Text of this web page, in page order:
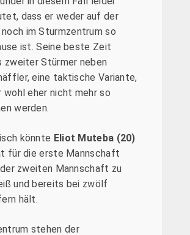
dass er weder auf der
noch im Sturmzentrum so
ist. Seine beste Zeit
zweiter Stürmer neben
eine taktische Variante,
wohl eher nicht mehr so
werden.
könnte Eliot Muteba (20)
für die erste Mannschaft
zweiten Mannschaft zu
und bereits bei zwölf
hält.
stehen der